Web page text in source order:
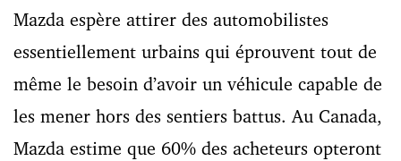
Mazda espère attirer des automobilistes
essentiellement urbains qui éprouvent tout de
même le besoin d’avoir un véhicule capable de
les mener hors des sentiers battus. Au Canada,
Mazda estime que 60% des acheteurs opteront